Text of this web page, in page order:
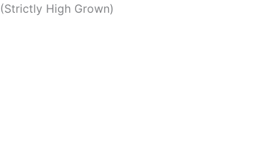
(Strictly High Grown)